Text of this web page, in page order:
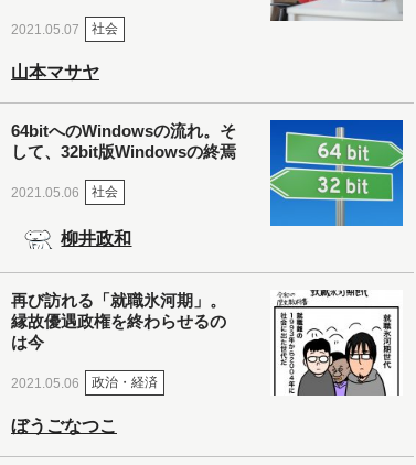
2021.05.07 社会
山本マサヤ
64bitへのWindowsの流れ。そ
して、32bit版Windowsの終焉
2021.05.06 社会
柳井政和
再び訪れる「就職氷河期」。
縁故優遇政権を終わらせるの
は今
2021.05.06 政治・経済
ぼうごなつこ